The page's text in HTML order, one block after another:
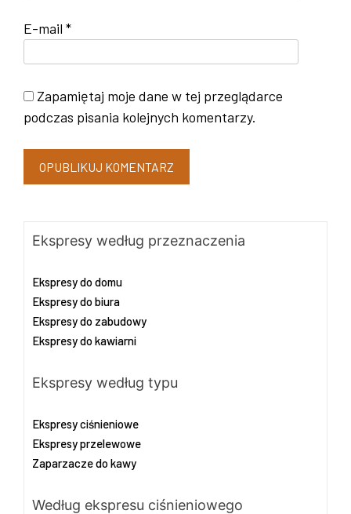
E-mail *
Zapamiętaj moje dane w tej przeglądarce
podczas pisania kolejnych komentarzy.
Ekspresy według przeznaczenia
Ekspresy do domu
Ekspresy do biura
Ekspresy do zabudowy
Ekspresy do kawiarni
Ekspresy według typu
Ekspresy ciśnieniowe
Ekspresy przelewowe
Zaparzacze do kawy
Według ekspresu ciśnieniowego